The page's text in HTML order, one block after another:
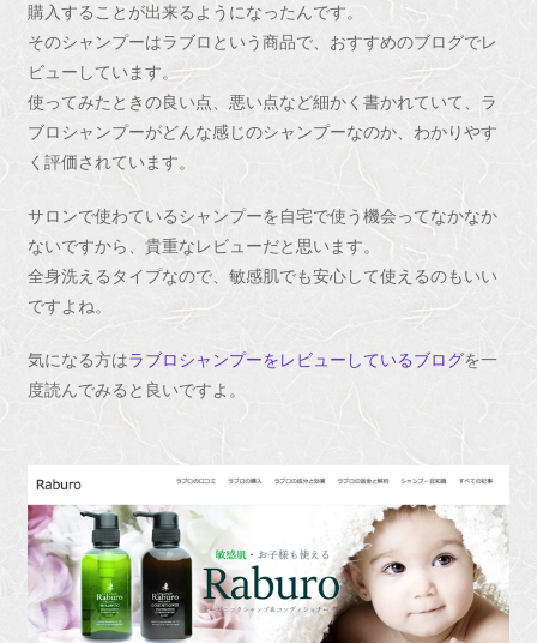
購入することが出来るようになったんです。
そのシャンプーはラブロという商品で、おすすめのブログでレ
ビューしています。
使ってみたときの良い点、悪い点など細かく書かれていて、ラ
ブロシャンプーがどんな感じのシャンプーなのか、わかりやす
く評価されています。
サロンで使わているシャンプーを自宅で使う機会ってなかなか
ないですから、貴重なレビューだと思います。
全身洗えるタイプなので、敏感肌でも安心して使えるのもいい
ですよね。
気になる方はラブロシャンプーをレビューしているブログを一
度読んでみると良いですよ。